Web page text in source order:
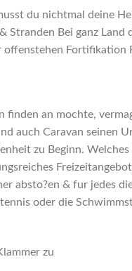
du nichtmal deine
Stranden Bei ganz
Fortifikation
finden an mochte,
auch Caravan seinen
zu Beginn.
absto?en & fur jedes
oder die
zu